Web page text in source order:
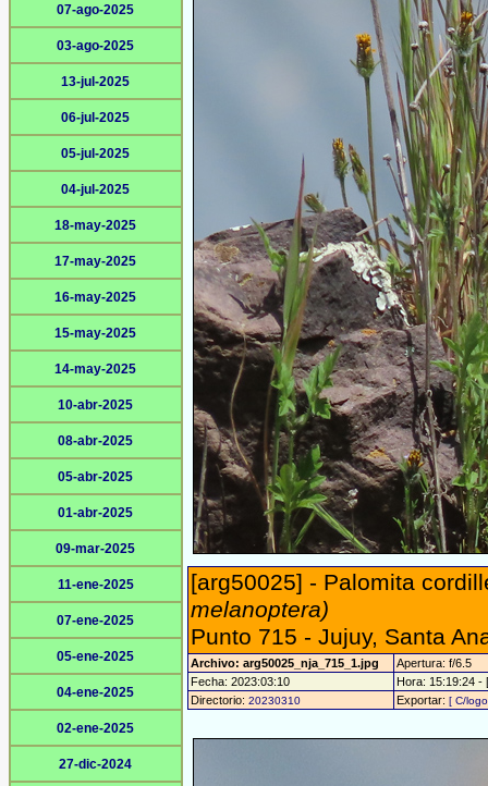
07-ago-2025
03-ago-2025
13-jul-2025
06-jul-2025
05-jul-2025
04-jul-2025
18-may-2025
17-may-2025
16-may-2025
15-may-2025
14-may-2025
10-abr-2025
08-abr-2025
05-abr-2025
01-abr-2025
09-mar-2025
11-ene-2025
07-ene-2025
05-ene-2025
04-ene-2025
02-ene-2025
27-dic-2024
[arg50025] - Palomita
melanoptera)
Punto 715 - Jujuy, Santa
Archivo: arg50025_nja_715_1.jpg
Apertura: f/6.5
Fecha: 2023:03:10
Hora: 15:19:24 -
Directorio: 20230310 Exportar: [ C/